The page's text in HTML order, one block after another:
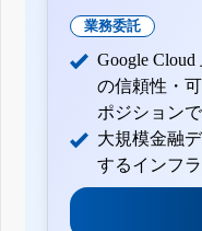
業務委託
Google
の信頼性・
ポジションで
大規模金融
するインフ